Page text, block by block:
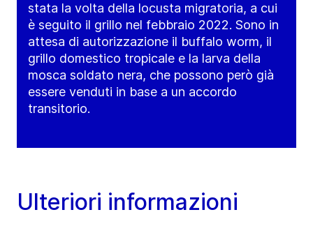
stata la volta della locusta migratoria, a cui
è seguito il grillo nel febbraio 2022. Sono in
attesa di autorizzazione il buffalo worm, il
grillo domestico tropicale e la larva della
mosca soldato nera, che possono però già
essere venduti in base a un accordo
transitorio.
Ulteriori informazioni